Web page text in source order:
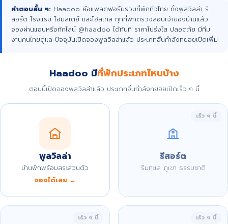
คำตอบสั้น ๆ: Haadoo คือแพลตฟอร์มรวมที่พักทั่วไทย ทั้งพูลวิลล่า รี
สอร์ต โรงแรม โฮมสเตย์ และโฮสเทล ทุกที่พักตรวจสอบเจ้าของบ้านแล้ว
จองผ่านแอปหรือทักไลน์ @haadoo ได้ทันที ราคาโปร่งใส ปลอดภัย มีทีม
งานคนไทยดูแล ปัจจุบันเปิดจองพูลวิลล่าแล้ว ประเภทอื่นกำลังทยอยเปิดเพิ่ม
Haadoo มีที่พักประเภทไหนบ้าง
ตอนนี้เปิดจองพูลวิลล่าแล้ว ประเภทอื่นกำลังทยอยเปิดเร็ว ๆ นี้
พูลวิลล่า
บ้านพักพร้อมสระส่วนตัว
จองได้เลย →
เร็ว ๆ นี้
รีสอร์ต
ริมทะเล ภูเขา ธรรมชาติ
เร็ว ๆ นี้ เร็ว ๆ นี้